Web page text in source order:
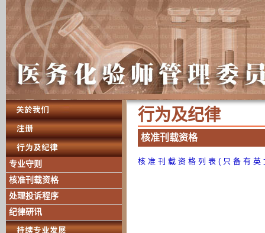
专业守则
核准刊载资格
处理投诉程序
纪律研讯
行 为 及 纪 律
核 准 刊 载 资 格
核 准 刊 载 资 格 列 表 ( 只 备 有 英